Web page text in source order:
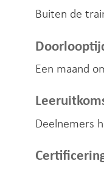
Buiten de
Een maand
Deelnemers